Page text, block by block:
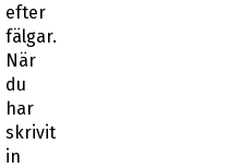
efter
fälgar.
När
du
har
skrivit
in